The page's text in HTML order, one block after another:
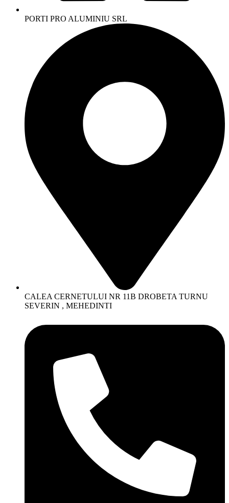
PORTI PRO ALUMINIU SRL
CALEA CERNETULUI NR 11B DROBETA TURNU
SEVERIN , MEHEDINTI